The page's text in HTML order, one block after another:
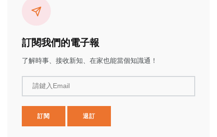
訂閱我們的電子報
了解時事、接收新知、在家也能當個知識通！
請鍵入Email
訂閱 退訂